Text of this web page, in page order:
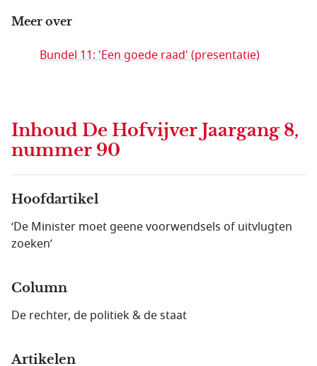
Meer over
Bundel 11: 'Een goede raad' (presentatie)
Inhoud De Hofvijver Jaargang 8,
nummer 90
Hoofdartikel
‘De Minister moet geene voorwendsels of uitvlugten
zoeken’
Column
De rechter, de politiek & de staat
Artikelen